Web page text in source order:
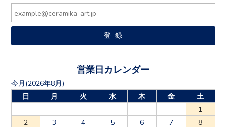
営業日カレンダー
今月(2026年8月)
日
月 火 水 木 金
土
1
2
3 4 5 6 7
8